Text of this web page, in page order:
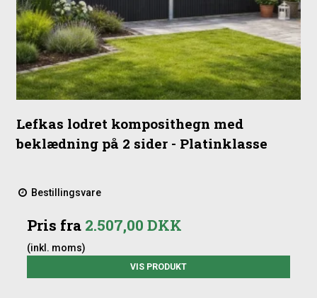
Lefkas lodret komposithegn med
beklædning på 2 sider - Platinklasse
Bestillingsvare
Pris fra 2.507,00 DKK
(inkl. moms)
VIS PRODUKT